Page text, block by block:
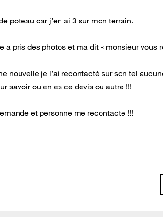
poteau car j’en ai 3 sur mon terrain.
pris des photos et ma dit « monsieur vous
nouvelle je l’ai recontacté sur son tel
savoir ou en es ce devis ou autre !!!
et personne me recontacte !!!